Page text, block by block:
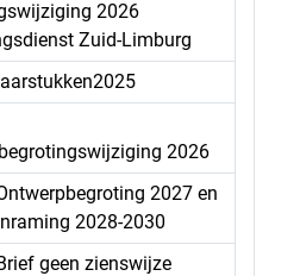
2026
Zuid-Limburg
2026
2027 en
2028-2030
geen zienswijze